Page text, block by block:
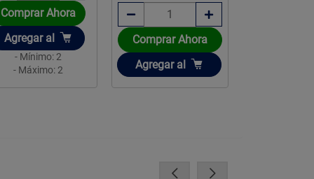
Comprar Ahora
Añadir
Agregar al
- Mínimo: 2
- Máximo: 2
Comprar Ahora
Añadir
Agregar al